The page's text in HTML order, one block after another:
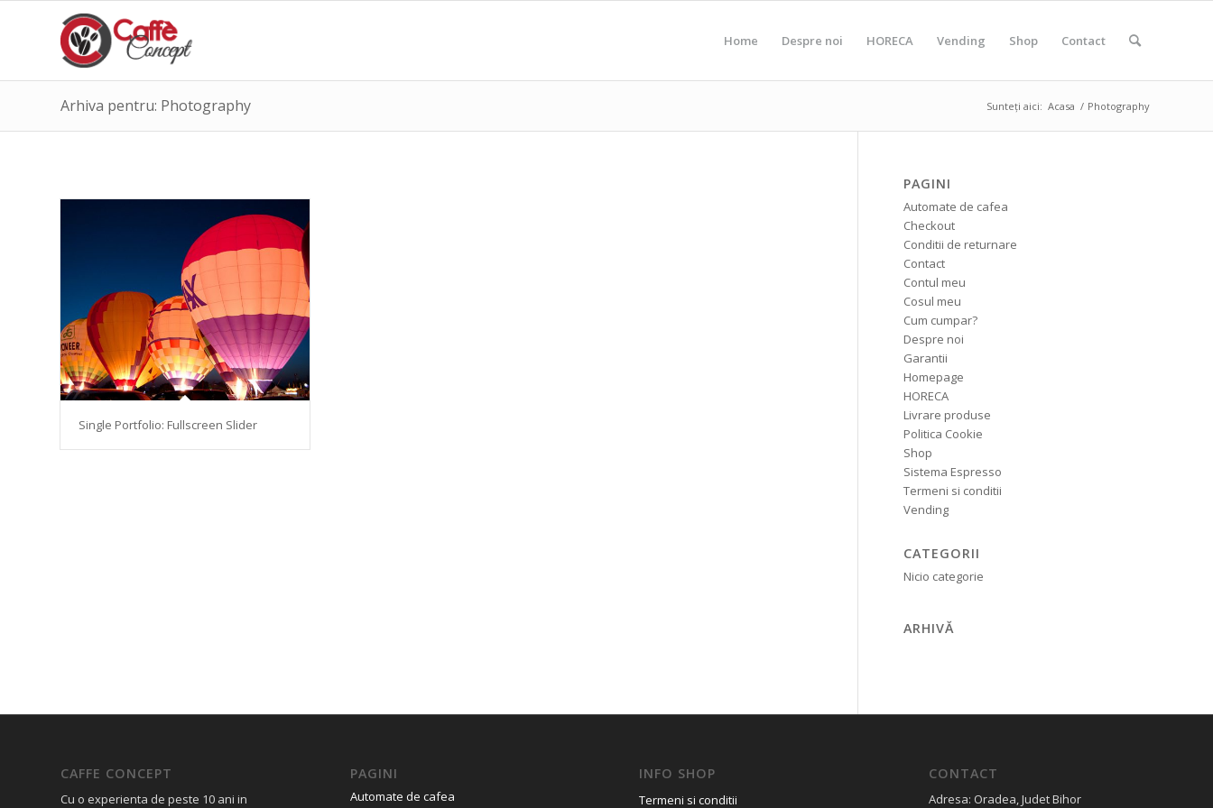
Home Despre noi HORECA Vending Shop Contact
Arhiva pentru: Photography Sunteți aici: Acasa / Photography
Single Portfolio: Fullscreen Slider
PAGINI
Automate de cafea
Checkout
Conditii de returnare
Contact
Contul meu
Cosul meu
Cum cumpar?
Despre noi
Garantii
Homepage
HORECA
Livrare produse
Politica Cookie
Shop
Sistema Espresso
Termeni si conditii
Vending
CATEGORII
Nicio categorie
ARHIVĂ
CAFFE CONCEPT
Cu o experienta de peste 10 ani in
PAGINI
Automate de cafea
INFO SHOP
Termeni si conditii
CONTACT
Adresa: Oradea, Judet Bihor